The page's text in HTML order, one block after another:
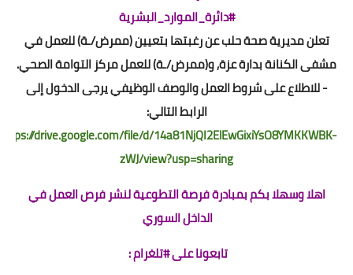
#دائرة_الموارد_البشرية
تعلن مديرية صحة حلب عن رغبتها بتعيين (ممرض/ـة) للعمل في
مشفى الكنانة بدارة عزة, و(ممرض/ـة) للعمل مركز التوامة الصحي.
- للاطلاع على شروط العمل والوصف الوظيفي يرجى الدخول إلى
الرابط التالي:
https://drive.google.com/file/d/14a81NjQI2ElEwGixiYsO8YMKKWBK-
zWJ/view?usp=sharing
اهلا وسهلا بكم بمبادرة فرصة التطوعية لنشر فرص العمل في
الداخل السوري
تابعونا على #تلغرام :